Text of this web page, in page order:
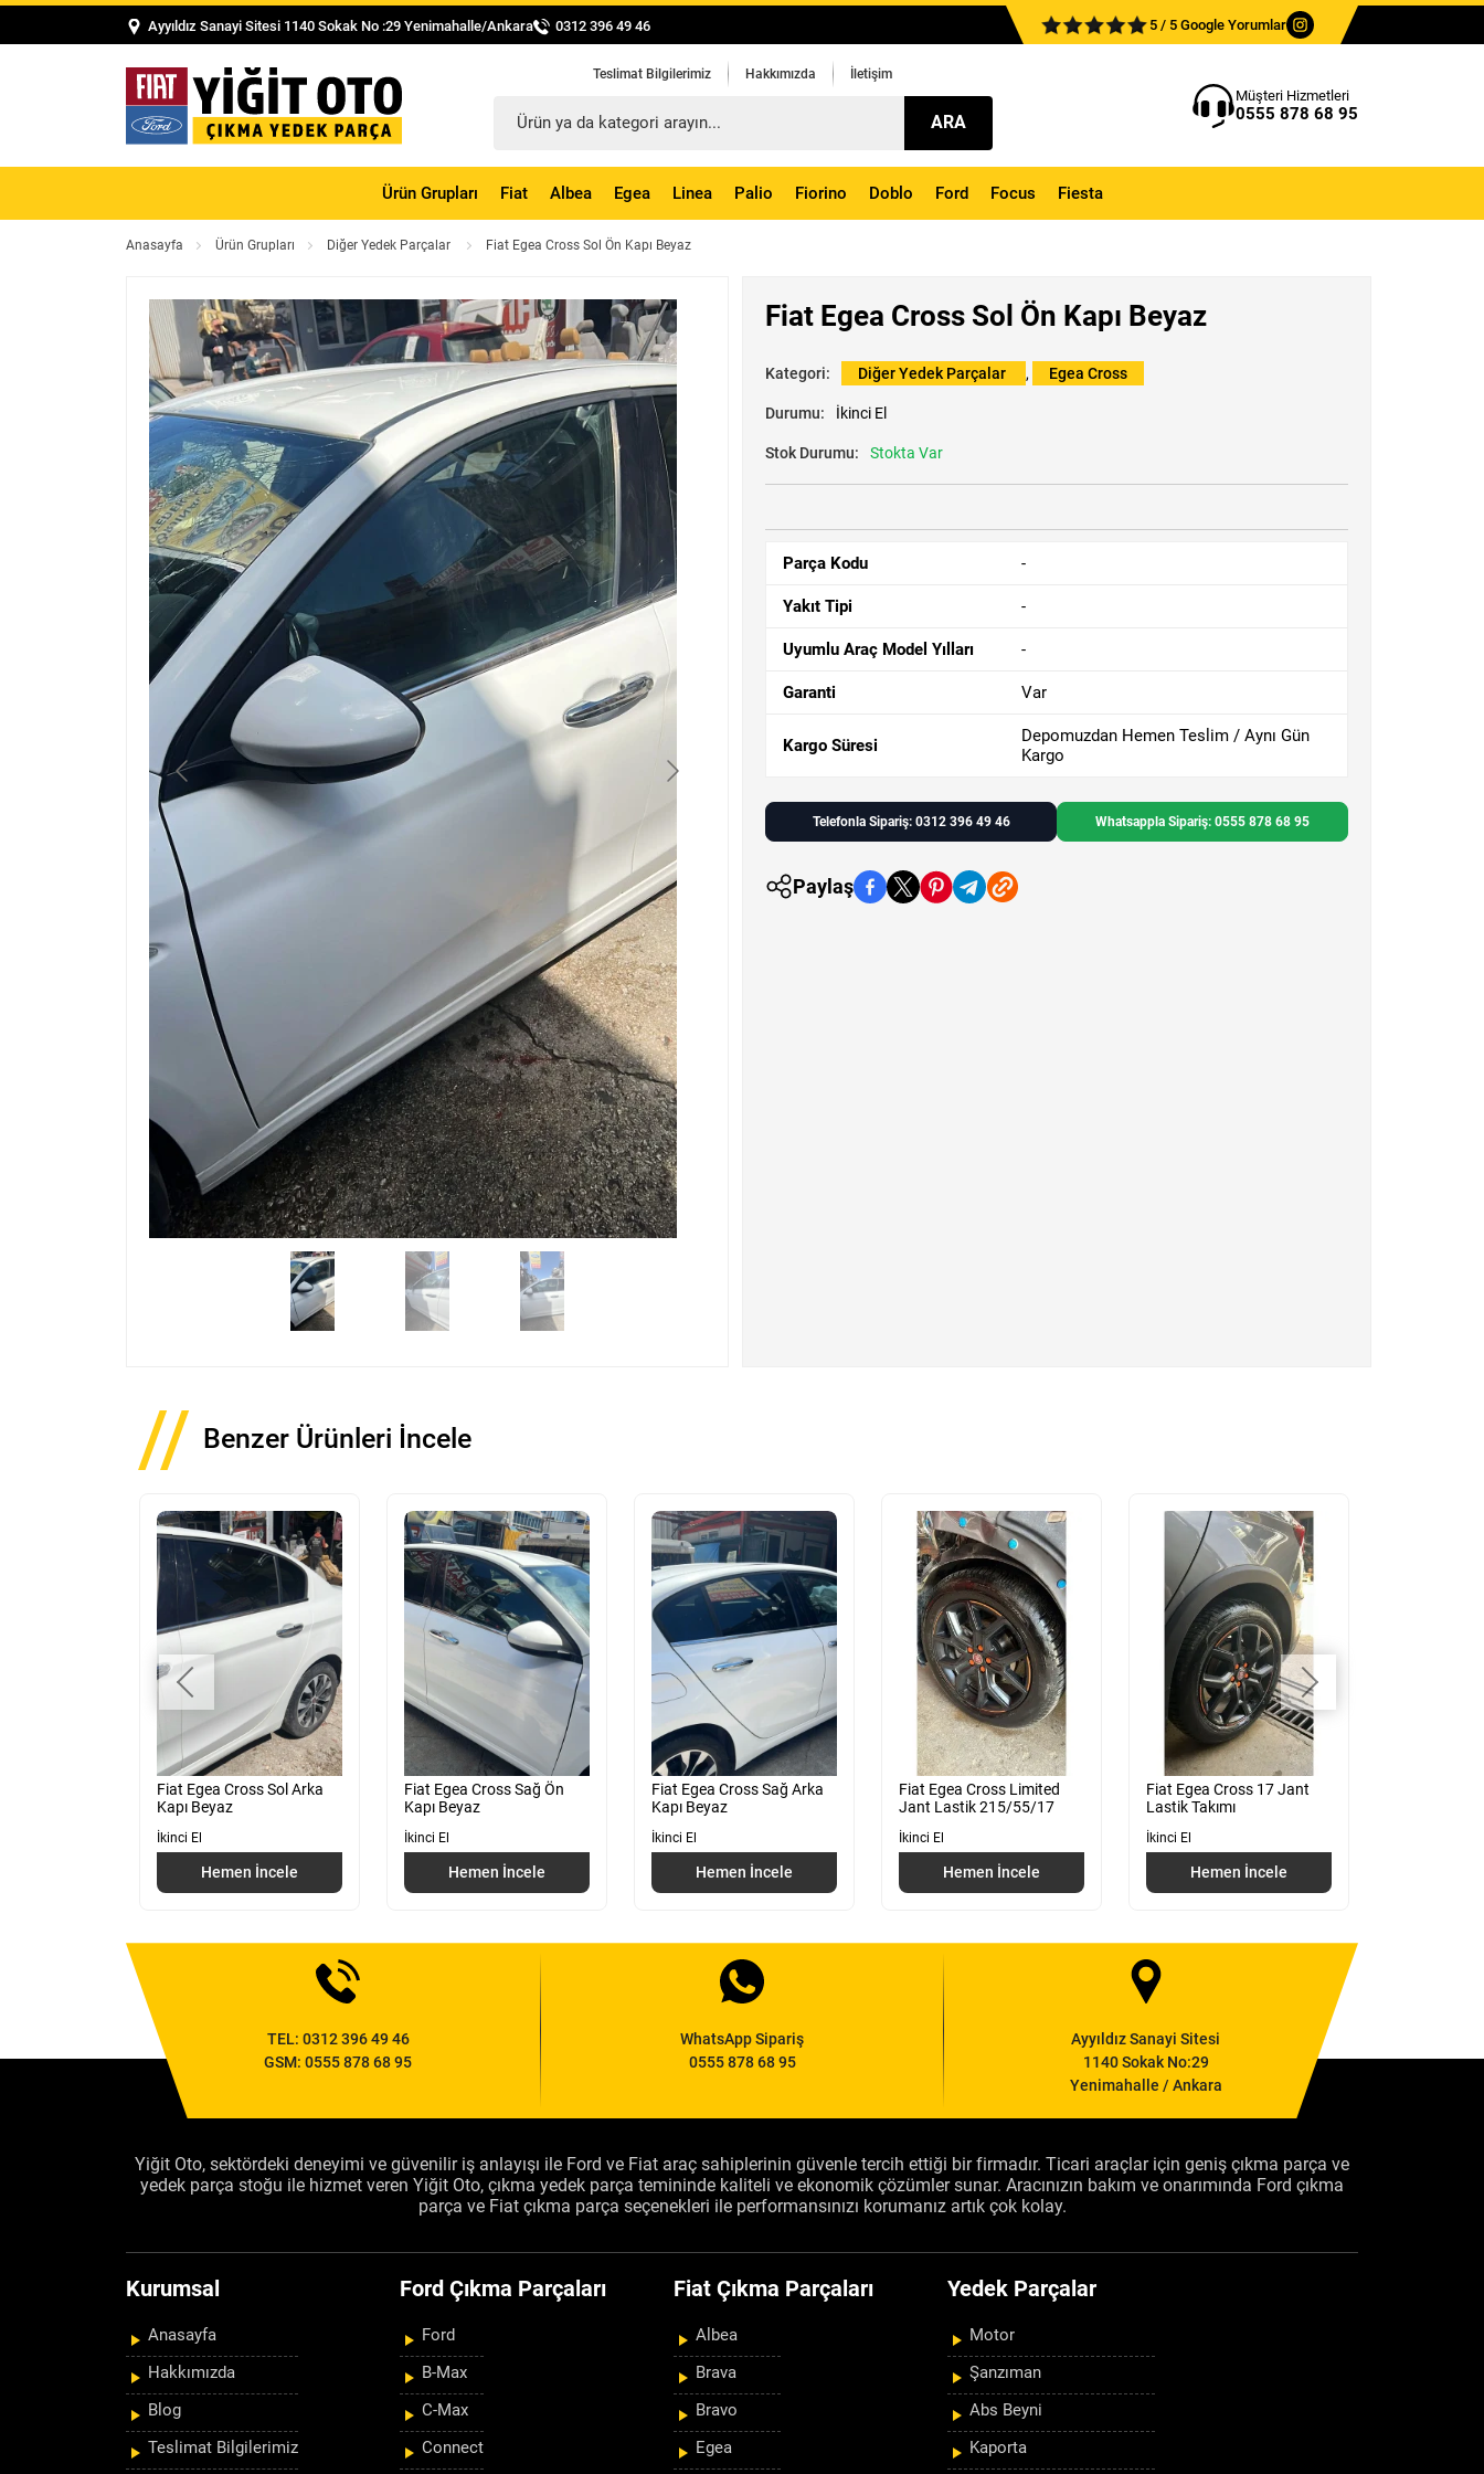
Ayyıldız Sanayi Sitesi 1140 Sokak No :29 Yenimahalle/Ankara 0312 396 49 46 5 / 5 Google Yorumlar
Teslimat Bilgilerimiz Hakkımızda İletişim
ARA
Müşteri Hizmetleri
0555 878 68 95
Ürün Grupları Fiat Albea Egea Linea Palio Fiorino Doblo Ford Focus Fiesta
Anasayfa Ürün Grupları Diğer Yedek Parçalar Fiat Egea Cross Sol Ön Kapı Beyaz
Fiat Egea Cross Sol Ön Kapı Beyaz
Kategori: Diğer Yedek Parçalar , Egea Cross
Durumu: İkinci El
Stok Durumu: Stokta Var
Parça Kodu -
Yakıt Tipi -
Uyumlu Araç Model Yılları -
Garanti Var
Kargo Süresi
Depomuzdan Hemen Teslim / Aynı Gün
Kargo
Telefonla Sipariş: 0312 396 49 46 Whatsappla Sipariş: 0555 878 68 95
Paylaş
Benzer Ürünleri İncele
Fiat Egea Cross Sol Arka
Kapı Beyaz
İkinci El
Hemen İncele
Fiat Egea Cross Sağ Ön
Kapı Beyaz
İkinci El
Hemen İncele
Fiat Egea Cross Sağ Arka
Kapı Beyaz
İkinci El
Hemen İncele
Fiat Egea Cross Limited
Jant Lastik 215/55/17
İkinci El
Hemen İncele
Fiat Egea Cross 17 Jant
Lastik Takımı
İkinci El
Hemen İncele
TEL: 0312 396 49 46
GSM:0555 878 68 95
WhatsApp Sipariş
0555 878 68 95
Ayyıldız Sanayi Sitesi
1140 Sokak No:29
Yenimahalle / Ankara
Yiğit Oto, sektördeki deneyimi ve güvenilir iş anlayışı ile Ford ve Fiat araç sahiplerinin güvenle tercih ettiği bir firmadır. Ticari araçlar için geniş çıkma parça ve
yedek parça stoğu ile hizmet veren Yiğit Oto, çıkma yedek parça temininde kaliteli ve ekonomik çözümler sunar. Aracınızın bakım ve onarımında Ford çıkma
parça ve Fiat çıkma parça seçenekleri ile performansınızı korumanız artık çok kolay.
Kurumsal
Anasayfa
Hakkımızda
Blog
Teslimat Bilgilerimiz
Ford Çıkma Parçaları
Ford
B-Max
C-Max
Connect
Fiat Çıkma Parçaları
Albea
Brava
Bravo
Egea
Yedek Parçalar
Motor
Şanzıman
Abs Beyni
Kaporta